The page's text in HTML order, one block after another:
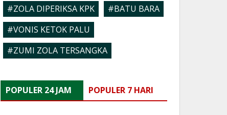
#ZOLA DIPERIKSA KPK
#BATU BARA
#VONIS KETOK PALU
#ZUMI ZOLA TERSANGKA
POPULER 24 JAM POPULER 7 HARI